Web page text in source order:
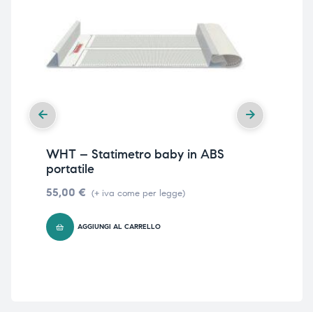
WHT – Statimetro baby in ABS
portatile
55,00 € (+ iva come per legge)
AGGIUNGI AL CARRELLO